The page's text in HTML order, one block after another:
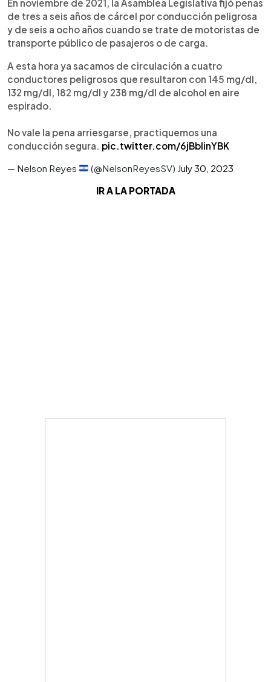
En noviembre de 2021, la Asamblea Legislativa fijó penas
de tres a seis años de cárcel por conducción peligrosa
y de seis a ocho años cuando se trate de motoristas de
transporte público de pasajeros o de carga.
A esta hora ya sacamos de circulación a cuatro
conductores peligrosos que resultaron con 145 mg/dl,
132 mg/dl, 182 mg/dl y 238 mg/dl de alcohol en aire
espirado.
No vale la pena arriesgarse, practiquemos una
conducción segura. pic.twitter.com/6jBbIinYBK
— Nelson Reyes
(@NelsonReyesSV) July 30, 2023
IR A LA PORTADA